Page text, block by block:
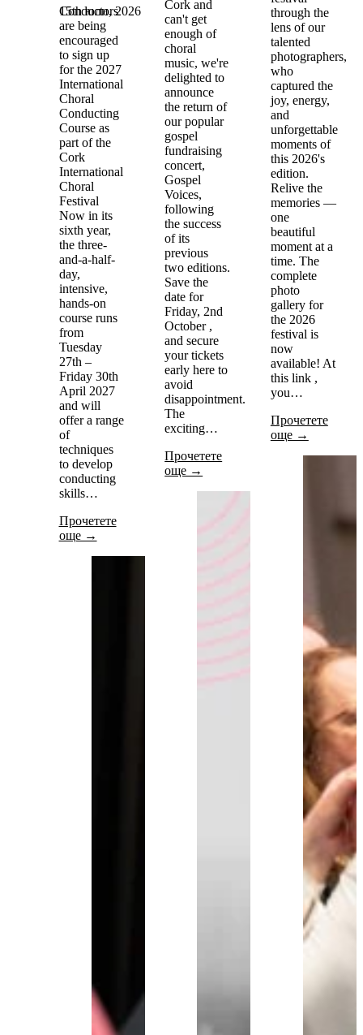
15th юли, 2026
Conductors
are being
encouraged
to sign up
for the 2027
International
Choral
Conducting
Course as
part of the
Cork
International
Choral
Festival
Now in its
sixth year,
the three-
and-a-half-
day,
intensive,
hands-on
course runs
from
Tuesday
27th –
Friday 30th
April 2027
and will
offer a range
of
techniques
to develop
conducting
skills…
Прочетете
още →
Cork and
can't get
enough of
choral
music, we're
delighted to
announce
the return of
our popular
gospel
fundraising
concert,
Gospel
Voices,
following
the success
of its
previous
two editions.
Save the
date for
Friday, 2nd
October ,
and secure
your tickets
early here to
avoid
disappointment.
The
exciting…
Прочетете
още →
through the
lens of our
talented
photographers,
who
captured the
joy, energy,
and
unforgettable
moments of
this 2026's
edition.
Relive the
memories —
one
beautiful
moment at a
time. The
complete
photo
gallery for
the 2026
festival is
now
available! At
this link ,
you…
Прочетете
още →